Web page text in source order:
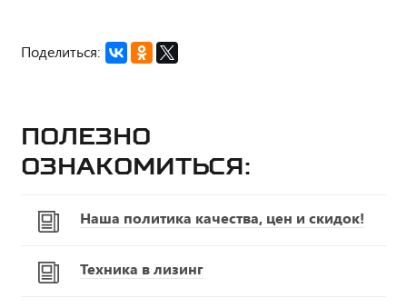
Поделиться:
Полезно
ознакомиться:
Наша политика качества, цен и скидок!
Техника в лизинг